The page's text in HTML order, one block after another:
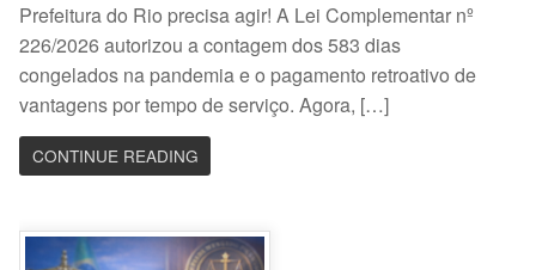
Prefeitura do Rio precisa agir! A Lei Complementar nº
226/2026 autorizou a contagem dos 583 dias
congelados na pandemia e o pagamento retroativo de
vantagens por tempo de serviço. Agora, […]
CONTINUE READING